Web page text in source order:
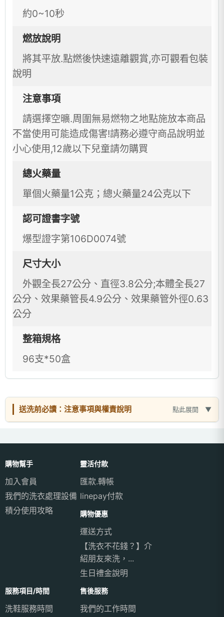
約0~10秒
燃放說明
將其平放.點燃後快速遠離觀賞,亦可觀看包裝
說明
注意事項
請選擇空曠.周圍無易燃物之地點施放本商品
不當使用可能造成傷害!請務必遵守商品說明並
小心使用,12歲以下兒童請勿購買
總火藥量
單個火藥量1公克；總火藥量24公克以下
認可證書字號
爆型證字第106D0074號
尺寸大小
外觀全長27公分、直徑3.8公分;本體全長27
公分、效果藥管長4.9公分、效果藥管外徑0.63
公分
整箱規格
96支*50盒
送洗前必讀：注意事項與權責說明 點此展開
購物幫手
加入會員
我們的洗衣處理設備
積分使用攻略
靈活付款
匯款.轉帳
linepay付款
購物優惠
運送方式
【洗衣不花錢？】介
紹朋友來洗，...
生日禮金說明
服務項目/時間
洗鞋服務時間
售後服務
我們的工作時間